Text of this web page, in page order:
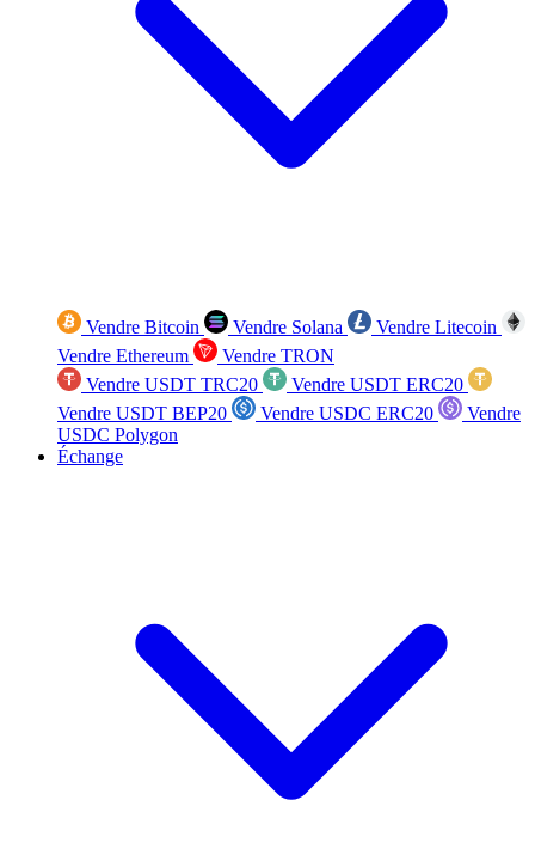
Vendre Bitcoin Vendre Solana
Vendre Litecoin
Vendre Ethereum
Vendre TRON
Vendre USDT TRC20
Vendre USDT ERC20
Vendre USDT BEP20
Vendre USDC ERC20
Vendre
USDC Polygon
Échange